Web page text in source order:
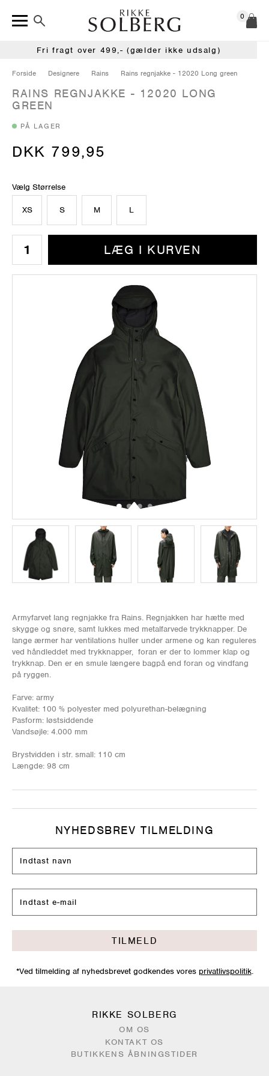
0
Fri fragt over 499,- (gælder ikke udsalg)
Forside Designere Rains Rains regnjakke - 12020 Long green
RAINS REGNJAKKE - 12020 LONG
GREEN
PÅ LAGER
DKK 799,95
Vælg Størrelse
XS S M L
LÆG I KURVEN
Armyfarvet lang regnjakke fra Rains. Regnjakken har hætte med
skygge og snøre, samt lukkes med metalfarvede trykknapper. De
lange ærmer har ventilations huller under armene og kan reguleres
ved håndleddet med trykknapper, foran er der to lommer klap og
trykknap. Den er en smule længere bagpå end foran og vindfang
på ryggen.
Farve: army
Kvalitet: 100 % polyester med polyurethan-belægning
Pasform: løstsiddende
Vandsøjle: 4.000 mm
Brystvidden i str. small: 110 cm
Længde: 98 cm
NYHEDSBREV TILMELDING
TILMELD
*Ved tilmelding af nyhedsbrevet godkendes vores privatlivspolitik.
RIKKE SOLBERG
OM OS
KONTAKT OS
BUTIKKENS ÅBNINGSTIDER